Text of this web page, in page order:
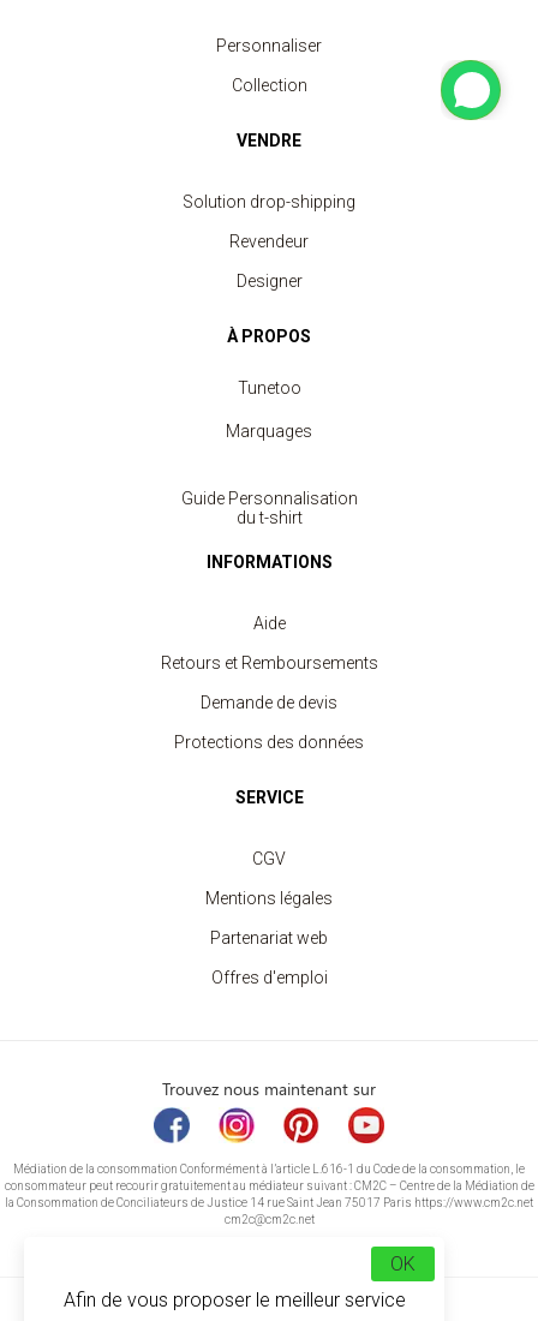
Personnaliser
Collection
VENDRE
Solution drop-shipping
Revendeur
Designer
À PROPOS
Tunetoo
Marquages
Guide Personnalisation
du t-shirt
INFORMATIONS
Aide
Retours et Remboursements
Demande de devis
Protections des données
SERVICE
CGV
Mentions légales
Partenariat web
Offres d'emploi
Trouvez nous maintenant sur
Médiation de la consommation Conformément à l’article L.616-1 du Code de la consommation, le
consommateur peut recourir gratuitement au médiateur suivant : CM2C – Centre de la Médiation de
la Consommation de Conciliateurs de Justice 14 rue Saint Jean 75017 Paris https://www.cm2c.net
cm2c@cm2c.net
Afin de vous proposer le meilleur service
OK